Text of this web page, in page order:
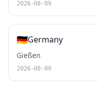
2026-08-09
🇩🇪Germany
Gießen
2026-08-09